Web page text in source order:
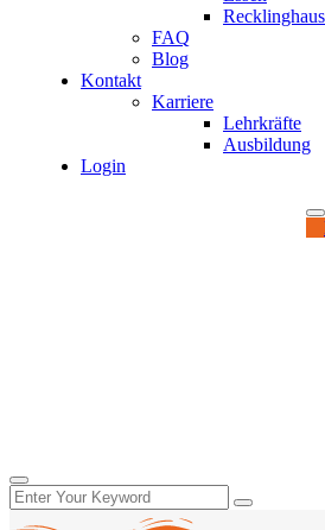
FAQ
Blog
Kontakt
Karriere
Lehrkräfte
Ausbildung
Login